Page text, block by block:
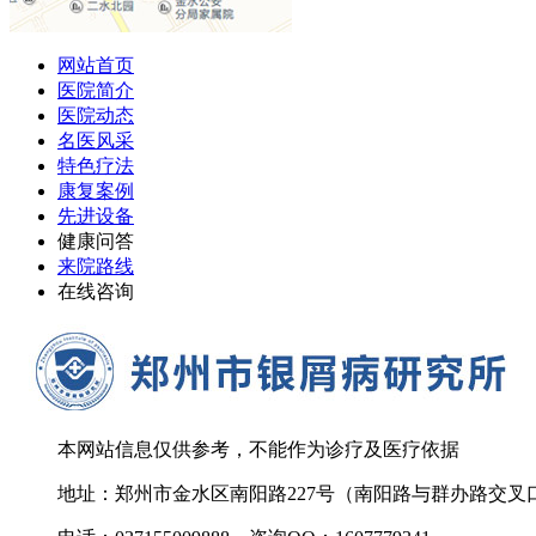
网站首页
医院简介
医院动态
名医风采
特色疗法
康复案例
先进设备
健康问答
来院路线
在线咨询
本网站信息仅供参考，不能作为诊疗及医疗依据
地址：郑州市金水区南阳路227号（南阳路与群办路交叉